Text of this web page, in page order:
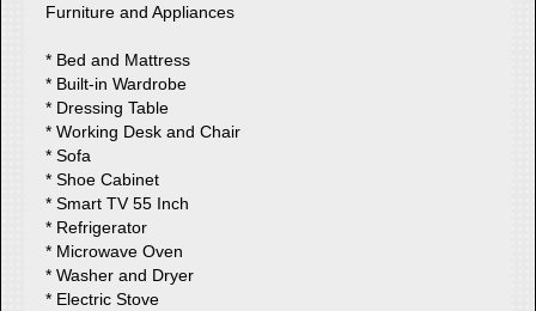
Furniture and Appliances
* Bed and Mattress
* Built-in Wardrobe
* Dressing Table
* Working Desk and Chair
* Sofa
* Shoe Cabinet
* Smart TV 55 Inch
* Refrigerator
* Microwave Oven
* Washer and Dryer
* Electric Stove